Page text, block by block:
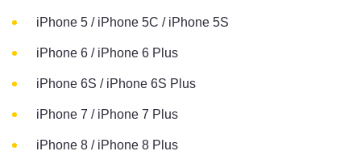
iPhone 5 / iPhone 5C / iPhone 5S
iPhone 6 / iPhone 6 Plus
iPhone 6S / iPhone 6S Plus
iPhone 7 / iPhone 7 Plus
iPhone 8 / iPhone 8 Plus